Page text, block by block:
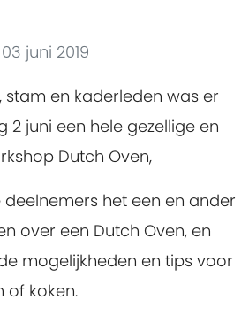
juni 2019
stam en kaderleden was er
2 juni een hele gezellige en
Dutch Oven,
het een en ander
over een Dutch Oven, en
mogelijkheden en tips voor
of koken.